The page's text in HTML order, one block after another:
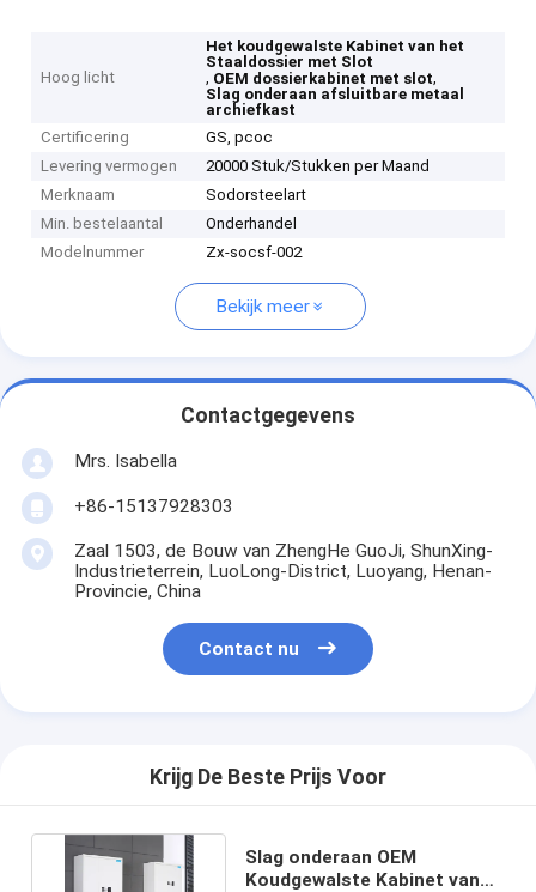
Hoog licht
Het koudgewalste Kabinet van het
Staaldossier met Slot
, OEM dossierkabinet met slot,
Slag onderaan afsluitbare metaal
archiefkast
Certificering
GS, pcoc
Levering vermogen
20000 Stuk/Stukken per Maand
Merknaam
Sodorsteelart
Min. bestelaantal
Onderhandel
Modelnummer
Zx-socsf-002
Bekijk meer
Contactgegevens
Mrs. Isabella
+86-15137928303
Zaal 1503, de Bouw van ZhengHe GuoJi, ShunXing-
Industrieterrein, LuoLong-District, Luoyang, Henan-
Provincie, China
Contact nu
Krijg De Beste Prijs Voor
Slag onderaan OEM
Koudgewalste Kabinet van